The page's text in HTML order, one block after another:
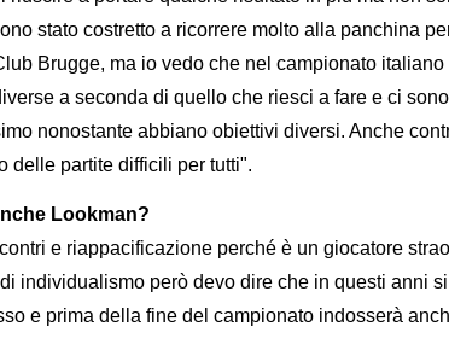
stato costretto a ricorrere molto alla panchina
Brugge, ma io vedo che nel campionato
a seconda di quello che riesci a fare e ci
nonostante abbiano obiettivi diversi. Anche
delle partite difficili per tutti".
Lookman?
e riappacificazione perché è un giocatore
individualismo però devo dire che in questi anni
e prima della fine del campionato indosserà